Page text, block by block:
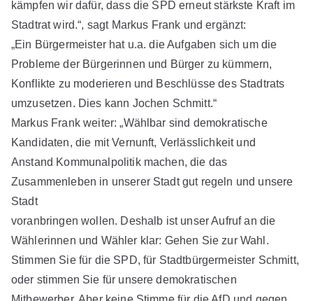
kämpfen wir dafür, dass die SPD erneut stärkste Kraft im
Stadtrat wird.“, sagt Markus Frank und ergänzt:
„Ein Bürgermeister hat u.a. die Aufgaben sich um die
Probleme der Bürgerinnen und Bürger zu kümmern,
Konflikte zu moderieren und Beschlüsse des Stadtrats
umzusetzen. Dies kann Jochen Schmitt.“
Markus Frank weiter: „Wählbar sind demokratische
Kandidaten, die mit Vernunft, Verlässlichkeit und
Anstand Kommunalpolitik machen, die das
Zusammenleben in unserer Stadt gut regeln und unsere
Stadt
voranbringen wollen. Deshalb ist unser Aufruf an die
Wählerinnen und Wähler klar: Gehen Sie zur Wahl.
Stimmen Sie für die SPD, für Stadtbürgermeister Schmitt,
oder stimmen Sie für unsere demokratischen